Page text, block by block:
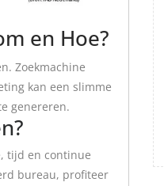
en Hoe?
Zoekmachine
kan een slimme
genereren.
tijd en continue
bureau, profiteer